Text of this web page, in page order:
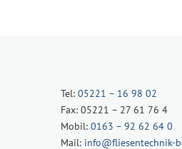
Tel: 05221 – 16 98 02
Fax: 05221 – 27 61 76 4
Mobil: 0163 – 92 62 64 0
Mail: info@fliesentechnik-